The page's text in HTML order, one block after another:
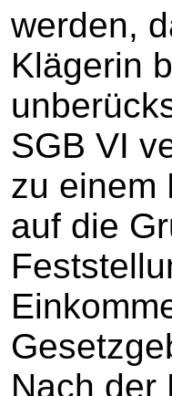
werden,
Klägerin
SGB VI
zu einem
auf die
Nach der